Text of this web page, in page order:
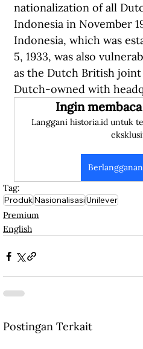
nationalization of all
Indonesia in November
Indonesia, which was
5, 1933, was also
as the Dutch British
Dutch-owned with
Ingin
Langgani historia.id untuk
Tag:
ProdukNasionalisasiUnilever
Premium
English
Postingan Terkait